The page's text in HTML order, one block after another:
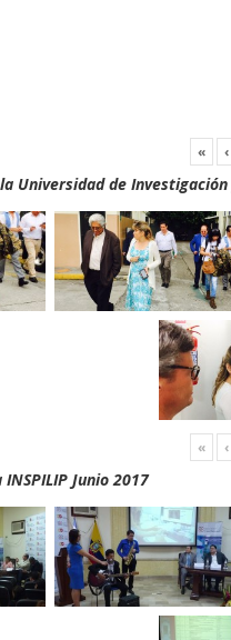
« ‹
Universidad de
« ‹
Junio 2017